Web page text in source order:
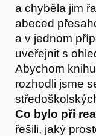
a chyběla jim
abeced
a v jednom
uveřejnit s
Abychom
rozhodli jsme
Co bylo při
řešili, jaký